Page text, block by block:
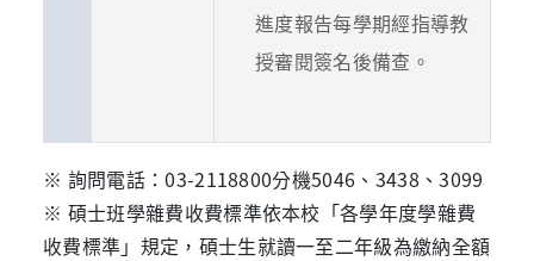
進度報告每學期經指導教
授審閱簽名後備查。
※ 詢問電話：03-2118800分機5046、3438、3099
※ 碩士班學雜費收費標準依本校「各學年度學雜費
收費標準」規定，碩士生就讀一至二年級為繳納全額